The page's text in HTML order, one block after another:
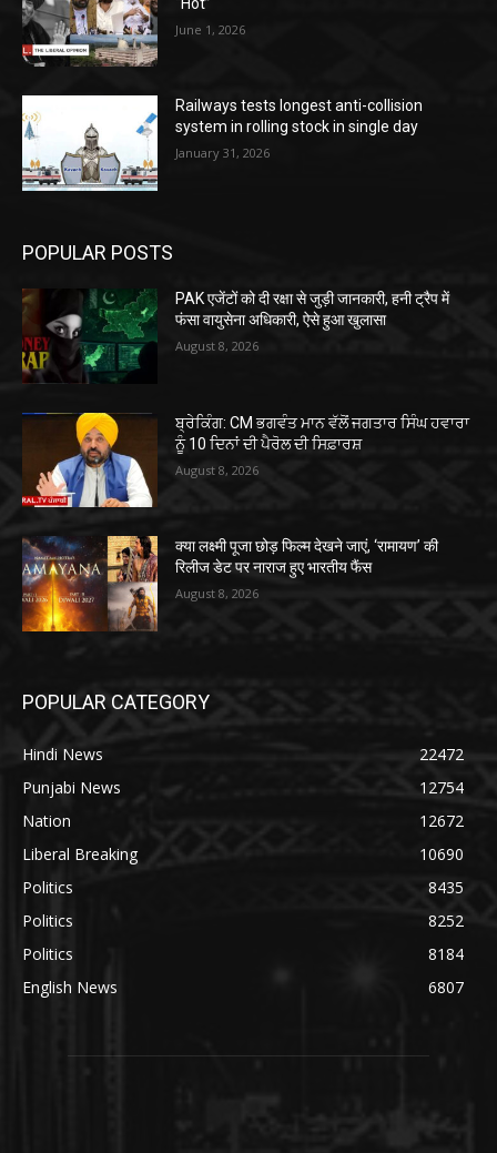
June 1, 2026
Railways tests longest anti-collision
system in rolling stock in single day
January 31, 2026
POPULAR POSTS
PAK एजेंटों को दी रक्षा से जुड़ी जानकारी, हनी ट्रैप में
फंसा वायुसेना अधिकारी, ऐसे हुआ खुलासा
August 8, 2026
ਬ੍ਰੇਕਿੰਗ: CM ਭਗਵੰਤ ਮਾਨ ਵੱਲੋਂ ਜਗਤਾਰ ਸਿੰਘ ਹਵਾਰਾ
ਨੂੰ 10 ਦਿਨਾਂ ਦੀ ਪੈਰੋਲ ਦੀ ਸਿਫ਼ਾਰਸ਼
August 8, 2026
क्या लक्ष्मी पूजा छोड़ फिल्म देखने जाएं, ‘रामायण’ की
रिलीज डेट पर नाराज हुए भारतीय फैंस
August 8, 2026
POPULAR CATEGORY
Hindi News
22472
Punjabi News
12754
Nation
12672
Liberal Breaking
10690
Politics
8435
Politics
8252
Politics
8184
English News
6807